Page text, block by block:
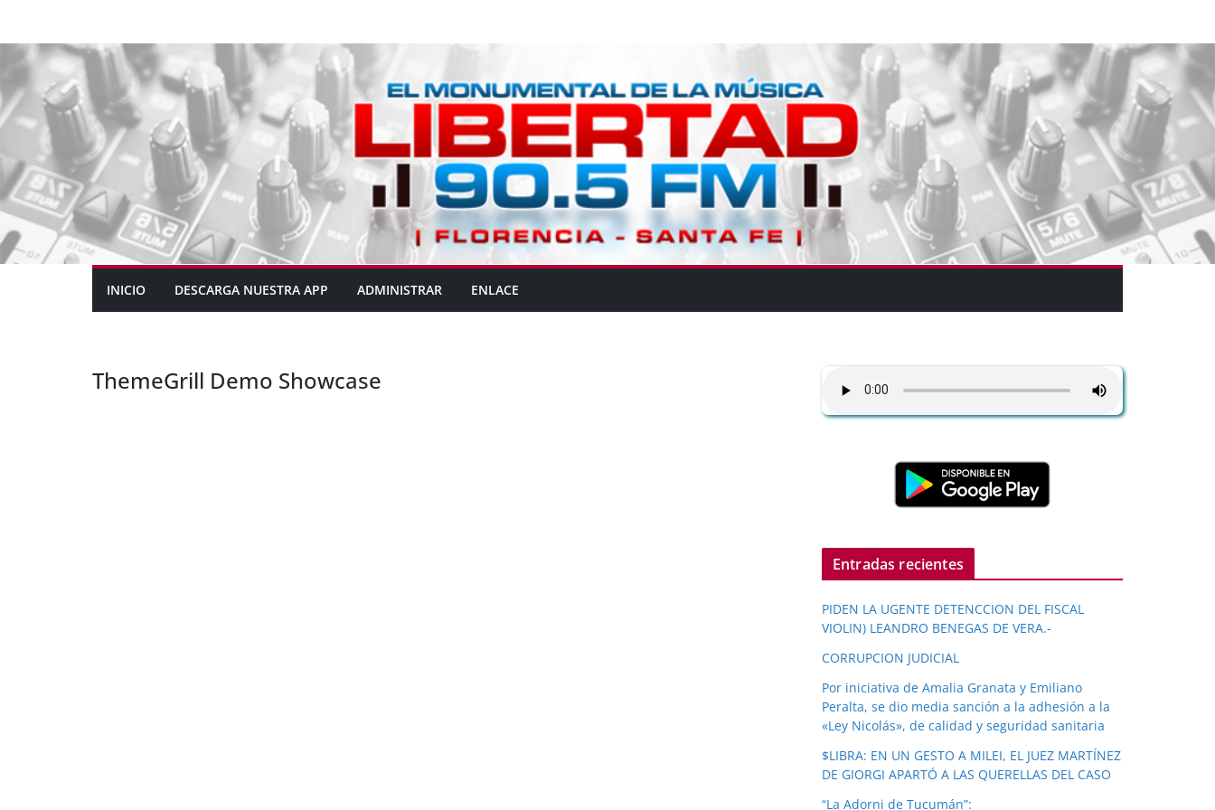
INICIO DESCARGA NUESTRA APP ADMINISTRAR ENLACE
ThemeGrill Demo Showcase
Entradas recientes
PIDEN LA UGENTE DETENCCION DEL FISCAL
VIOLIN) LEANDRO BENEGAS DE VERA.-
CORRUPCION JUDICIAL
Por iniciativa de Amalia Granata y Emiliano
Peralta, se dio media sanción a la adhesión a la
«Ley Nicolás», de calidad y seguridad sanitaria
$LIBRA: EN UN GESTO A MILEI, EL JUEZ MARTÍNEZ
DE GIORGI APARTÓ A LAS QUERELLAS DEL CASO
“La Adorni de Tucumán”: